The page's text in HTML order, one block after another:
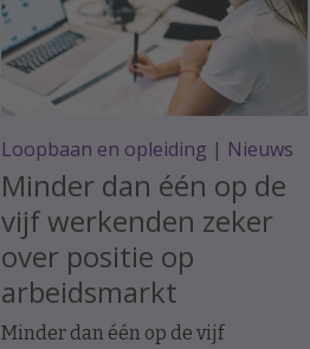
Loopbaan en opleiding | Nieuws
Minder dan één op de
vijf werkenden zeker
over positie op
arbeidsmarkt
Minder dan één op de vijf